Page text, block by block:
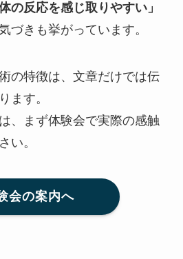
の反応を感じ取りやすい」
づきも挙がっています。
の特徴は、文章だけでは伝
ます。
、まず体験会で実際の感触
い。
会の案内へ